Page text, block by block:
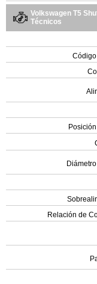
Volkswagen T5
Técnicos
Relación de